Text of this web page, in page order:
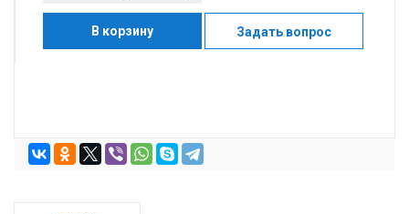
В корзину Задать вопрос